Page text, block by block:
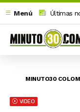
Menú
Últimas
MINUTO30
VIDEO